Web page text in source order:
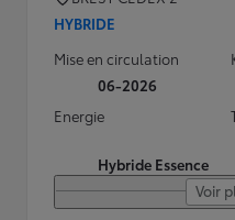
HYBRIDE
Mise en circulation
06-2026
Energie
Hybride Essence
Voir